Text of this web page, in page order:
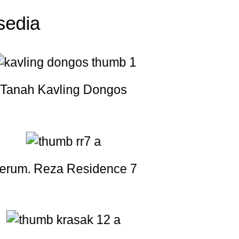
Tanah Kavling Dongos
Reza Residence 7